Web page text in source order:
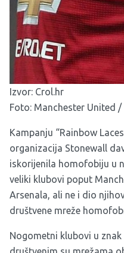
Izvor: Crol.hr
Foto: Manchester United /
Kampanju “Rainbow
organizacija Stonewall
iskorijenila homofobiju u
veliki klubovi poput
Arsenala, ali ne i dio
društvene mreže
Nogometni klubovi u